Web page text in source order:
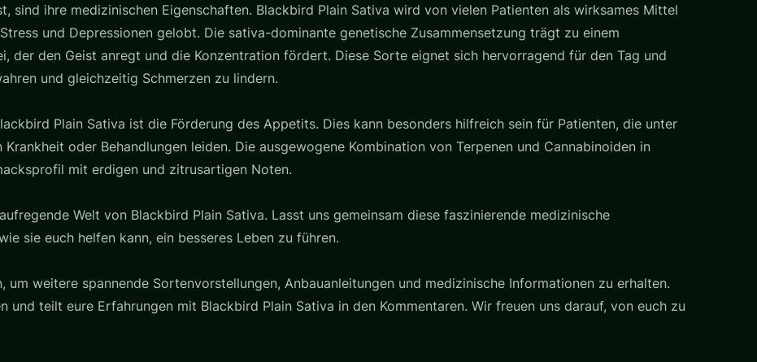
sind ihre medizinischen Eigenschaften. Blackbird Plain Sativa wird von vielen Patienten als wirksames Mittel
und Depressionen gelobt. Die sativa-dominante genetische Zusammensetzung trägt zu einem
der den Geist anregt und die Konzentration fördert. Diese Sorte eignet sich hervorragend für den Tag und
und gleichzeitig Schmerzen zu lindern.
Plain Sativa ist die Förderung des Appetits. Dies kann besonders hilfreich sein für Patienten, die unter
oder Behandlungen leiden. Die ausgewogene Kombination von Terpenen und Cannabinoiden in
mit erdigen und zitrusartigen Noten.
Welt von Blackbird Plain Sativa. Lasst uns gemeinsam diese faszinierende medizinische
sie euch helfen kann, ein besseres Leben zu führen.
um weitere spannende Sortenvorstellungen, Anbauanleitungen und medizinische Informationen zu erhalten.
und teilt eure Erfahrungen mit Blackbird Plain Sativa in den Kommentaren. Wir freuen uns darauf, von euch zu